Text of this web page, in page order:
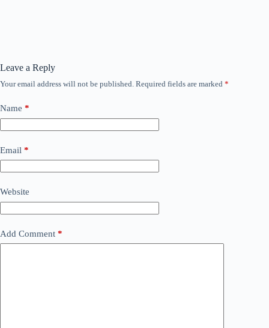
Leave a Reply
Your email address will not be published. Required fields are marked *
Name *
Email *
Website
Add Comment *